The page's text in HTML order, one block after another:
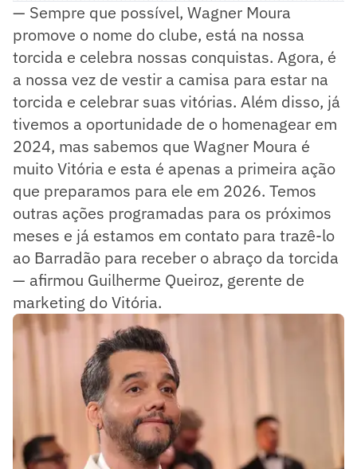
— Sempre que possível, Wagner Moura
promove o nome do clube, está na nossa
torcida e celebra nossas conquistas. Agora, é
a nossa vez de vestir a camisa para estar na
torcida e celebrar suas vitórias. Além disso, já
tivemos a oportunidade de o homenagear em
2024, mas sabemos que Wagner Moura é
muito Vitória e esta é apenas a primeira ação
que preparamos para ele em 2026. Temos
outras ações programadas para os próximos
meses e já estamos em contato para trazê-lo
ao Barradão para receber o abraço da torcida
— afirmou Guilherme Queiroz, gerente de
marketing do Vitória.